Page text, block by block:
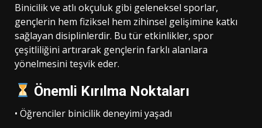
Binicilik ve atlı okçuluk gibi geleneksel sporlar,
gençlerin hem fiziksel hem zihinsel gelişimine katkı
sağlayan disiplinlerdir. Bu tür etkinlikler, spor
çeşitliliğini artırarak gençlerin farklı alanlara
yönelmesini teşvik eder.
Önemli Kırılma Noktaları
• Öğrenciler binicilik deneyimi yaşadı